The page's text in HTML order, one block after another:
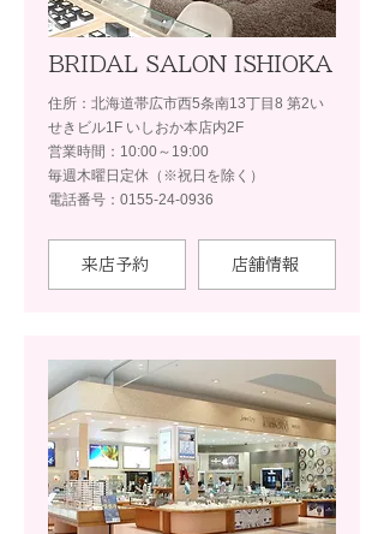
BRIDAL SALON ISHIOKA
住所：北海道帯広市西5条南13丁目8 第2い
せきビル1F いしおか本店内2F
営業時間：10:00～19:00
毎週木曜日定休（※祝日を除く）
電話番号：0155-24-0936
来店予約 店舗情報